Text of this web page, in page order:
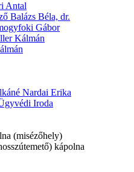
Antal
Balázs Béla, dr.
Gábor
Kálmán
Nardai Erika
Iroda
(misézőhely)
kápolna